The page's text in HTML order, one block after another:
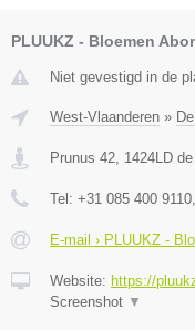
PLUUKZ - Bloemen
Niet gevestigd in de
West-Vlaanderen »
Prunus 42, 1424LD
Tel: +31 085 400 9110
E-mail › PLUUKZ -
Website: https://
Screenshot ▼